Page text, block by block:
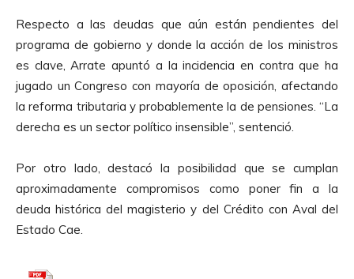
i
o
Respecto a las deudas que aún están pendientes del
programa de gobierno y donde la acción de los ministros
es clave, Arrate apuntó a la incidencia en contra que ha
jugado un Congreso con mayoría de oposición, afectando
la reforma tributaria y probablemente la de pensiones. “La
derecha es un sector político insensible”, sentenció.
Por otro lado, destacó la posibilidad que se cumplan
aproximadamente compromisos como poner fin a la
deuda histórica del magisterio y del Crédito con Aval del
Estado Cae.